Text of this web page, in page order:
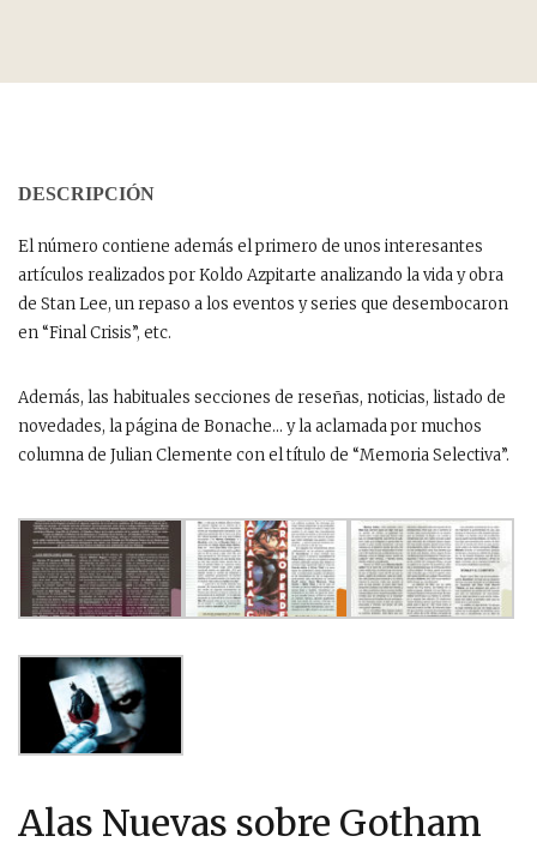
DESCRIPCIÓN
El número contiene además el primero de unos interesantes
artículos realizados por Koldo Azpitarte analizando la vida y obra
de Stan Lee, un repaso a los eventos y series que desembocaron
en “Final Crisis”, etc.
Además, las habituales secciones de reseñas, noticias, listado de
novedades, la página de Bonache… y la aclamada por muchos
columna de Julian Clemente con el título de “Memoria Selectiva”.
Alas Nuevas sobre Gotham